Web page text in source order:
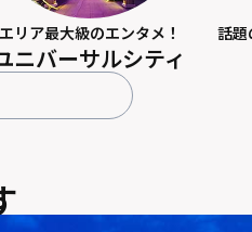
エリア最大級のエンタメ！
ニバーサルシティ
話題